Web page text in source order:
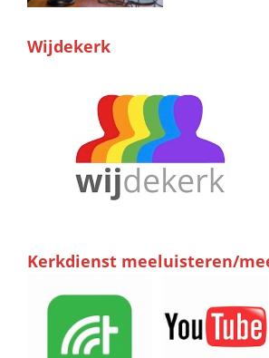
Wijdekerk
Kerkdienst meeluisteren/